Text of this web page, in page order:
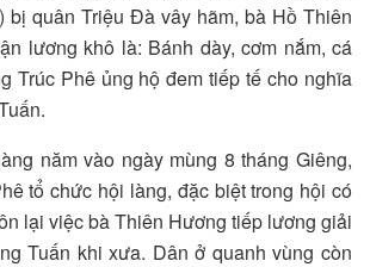
bị quân Triệu Đà vây hãm, bà Hồ Thiên
lương khô là: Bánh dày, cơm nắm, cá
Trúc Phê ủng hộ đem tiếp tế cho nghĩa
năm vào ngày mùng 8 tháng Giêng,
tổ chức hội làng, đặc biệt trong hội có
lại việc bà Thiên Hương tiếp lương giải
Tuấn khi xưa. Dân ở quanh vùng còn